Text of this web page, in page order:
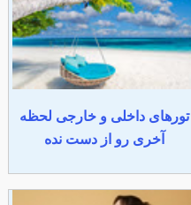
تورهای داخلی و خارجی لحظه
آخری رو از دست نده